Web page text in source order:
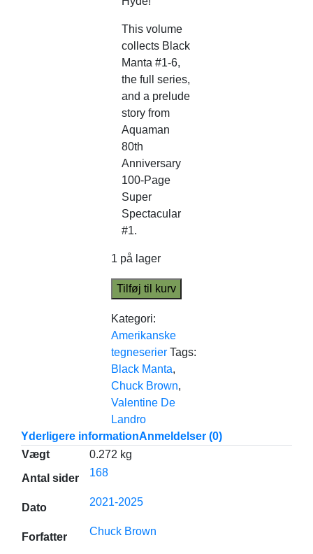
This volume
collects Black
Manta #1-6,
the full series,
and a prelude
story from
Aquaman
80th
Anniversary
100-Page
Super
Spectacular
#1.
1 på lager
Tilføj til kurv
Kategori:
Amerikanske
tegneserier Tags:
Black Manta,
Chuck Brown,
Valentine De
Landro
Yderligere informationAnmeldelser (0)
Vægt
0.272 kg
Antal sider
168
Dato 2021-2025
Forfatter Chuck Brown